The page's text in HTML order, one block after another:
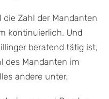
Zahl der Mandanten
kontinuierlich. Und
beratend tätig ist,
des Mandanten im
andere unter.